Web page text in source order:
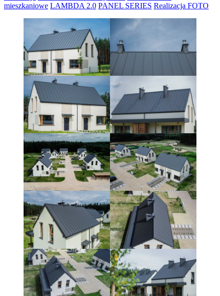
mieszkaniowe LAMBDA 2.0 PANEL SERIES Realizacja FOTO